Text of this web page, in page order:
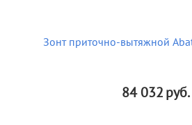
Зонт приточно-вытяжной
84 032руб.